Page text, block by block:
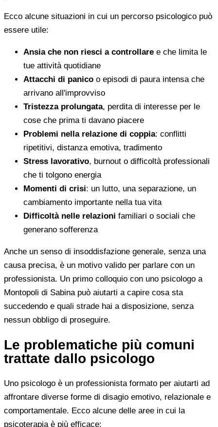
Ecco alcune situazioni in cui un percorso psicologico può
essere utile:
Ansia che non riesci a controllare e che limita le
tue attività quotidiane
Attacchi di panico o episodi di paura intensa che
arrivano all'improvviso
Tristezza prolungata, perdita di interesse per le
cose che prima ti davano piacere
Problemi nella relazione di coppia: conflitti
ripetitivi, distanza emotiva, tradimento
Stress lavorativo, burnout o difficoltà professionali
che ti tolgono energia
Momenti di crisi: un lutto, una separazione, un
cambiamento importante nella tua vita
Difficoltà nelle relazioni familiari o sociali che
generano sofferenza
Anche un senso di insoddisfazione generale, senza una
causa precisa, è un motivo valido per parlare con un
professionista. Un primo colloquio con uno psicologo a
Montopoli di Sabina può aiutarti a capire cosa sta
succedendo e quali strade hai a disposizione, senza
nessun obbligo di proseguire.
Le problematiche più comuni
trattate dallo psicologo
Uno psicologo è un professionista formato per aiutarti ad
affrontare diverse forme di disagio emotivo, relazionale e
comportamentale. Ecco alcune delle aree in cui la
psicoterapia è più efficace: